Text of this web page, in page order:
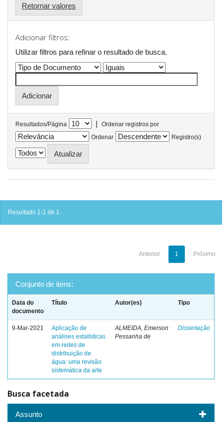
Retornar valores
Adicionar filtros:
Utilizar filtros para refinar o resultado de busca.
Resultados/Página |
Ordenar registros por
Ordenar
Registro(s)
Resultado 1-1 de 1.
Anterior 1 Próximo
Conjunto de itens:
Data do
documento
Título Autor(es) Tipo
9-Mar-2021
Aplicação de
análises estatísticas
em redes de
distribuição de
água: uma revisão
sistemática da arte
ALMEIDA, Emerson
Pessanha de
Dissertação
Busca facetada
Assunto